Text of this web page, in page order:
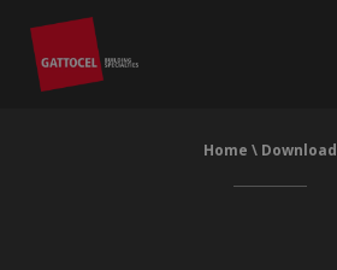
Home \ Download